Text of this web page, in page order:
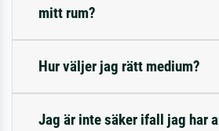
mitt rum?
Hur väljer jag rätt medium?
Jag är inte säker ifall jag har